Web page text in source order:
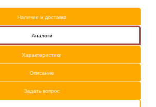
Наличие и доставка
Аналоги
Характеристики
Описание
Задать вопрос